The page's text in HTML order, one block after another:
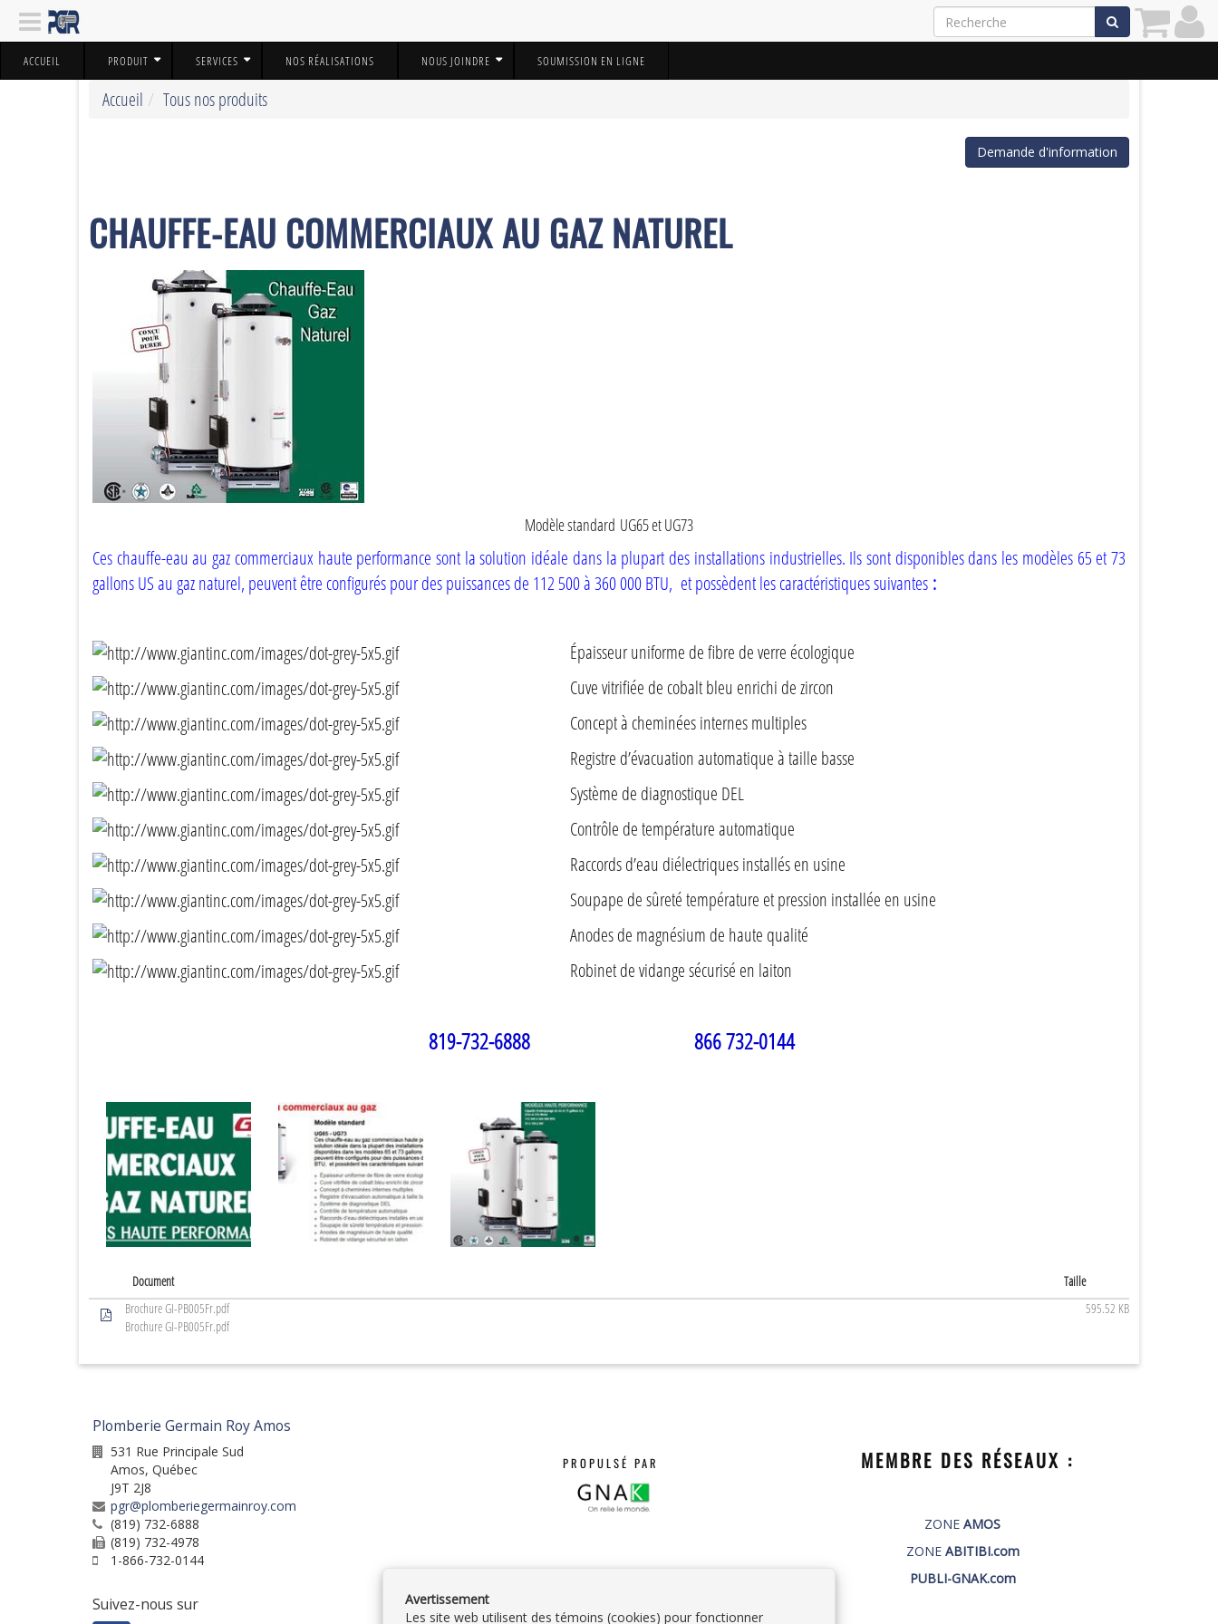
ACCUEIL PRODUIT SERVICES NOS RÉALISATIONS NOUS JOINDRE SOUMISSION EN LIGNE
Accueil Tous nos produits
Demande d'information
CHAUFFE-EAU COMMERCIAUX AU GAZ NATUREL
Modèle standard UG65 et UG73
Ces chauffe-eau au gaz commerciaux haute performance sont la solution idéale dans la plupart des installations industrielles. Ils sont disponibles dans les modèles 65 et 73
gallons US au gaz naturel, peuvent être configurés pour des puissances de 112 500 à 360 000 BTU, et possèdent les caractéristiques suivantes :
Épaisseur uniforme de fibre de verre écologique
Cuve vitrifiée de cobalt bleu enrichi de zircon
Concept à cheminées internes multiples
Registre d’évacuation automatique à taille basse
Système de diagnostique DEL
Contrôle de température automatique
Raccords d’eau diélectriques installés en usine
Soupape de sûreté température et pression installée en usine
Anodes de magnésium de haute qualité
Robinet de vidange sécurisé en laiton
819-732-6888 866 732-0144
Document
Taille
Brochure GI-PB005Fr.pdf
Brochure GI-PB005Fr.pdf
595.52 KB
Plomberie Germain Roy Amos
531 Rue Principale Sud
Amos, Québec
J9T 2J8
pgr@plomberiegermainroy.com
(819) 732-6888
(819) 732-4978
1-866-732-0144
Suivez-nous sur
PROPULSÉ PAR MEMBRE DES RÉSEAUX :
ZONE AMOS
ZONE ABITIBI.com
PUBLI-GNAK.com
Avertissement
Les site web utilisent des témoins (cookies) pour fonctionner